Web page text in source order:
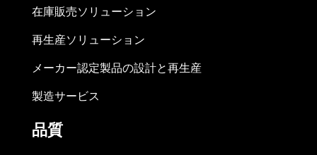
在庫販売ソリューション
再生産ソリューション
メーカー認定製品の設計と再生産
製造サービス
品質